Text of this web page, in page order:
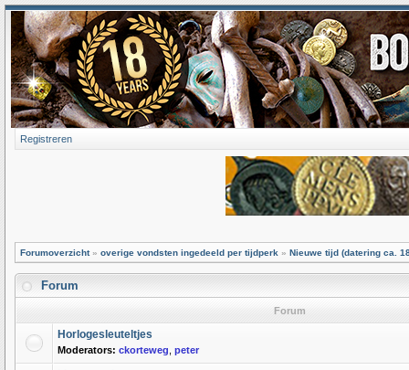
Registreren
Forumoverzicht» overige vondsten ingedeeld per tijdperk » Nieuwe tijd (datering ca.
Forum
Forum
Horlogesleuteltjes
Moderators: ckorteweg peter